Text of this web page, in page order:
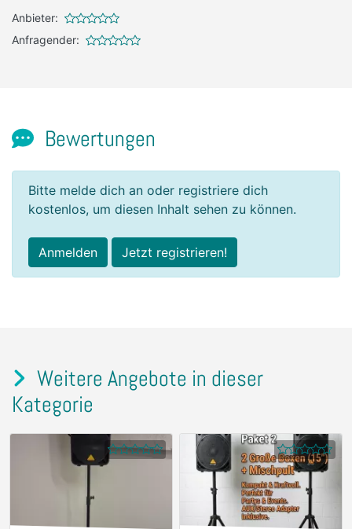
Anbieter:
Anfragender:
Bewertungen
Bitte melde dich an oder registriere dich
kostenlos, um diesen Inhalt sehen zu können.
Anmelden Jetzt registrieren!
Weitere Angebote in dieser
Kategorie